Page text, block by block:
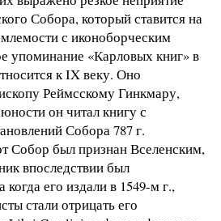
Собора, который ставится на
с иконоборческим
упоминание «Карловых книг» в
к IX веку. Оно
Реймсскому Гинкмару,
он читал книгу с
Собора 787 г.
Собор был признан Вселенским,
впоследствии был
когда его издали в 1549-м г.,
стали отрицать его